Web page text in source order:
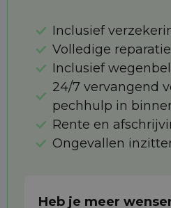
Inclusief
Volledige
Inclusief
24/7 vervangend
pechhulp in
Rente en
Ongevallen
Heb je meer